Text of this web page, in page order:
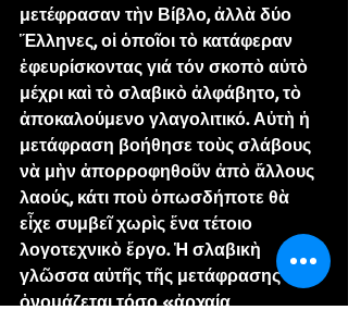
μετέφρασαν τὴν Βίβλο, ἀλλὰ δύο
Ἕλληνες, οἱ ὁποῖοι τὸ κατάφεραν
ἐφευρίσκοντας γιά τόν σκοπὸ αὐτὸ
μέχρι καὶ τὸ σλαβικὸ ἀλφάβητο, τὸ
ἀποκαλούμενο γλαγολιτικό. Αὐτὴ ἡ
μετάφραση βοήθησε τοὺς σλάβους
νὰ μὴν ἀπορροφηθοῦν ἀπὸ ἄλλους
λαούς, κάτι ποὺ ὁπωσδήποτε θὰ
εἶχε συμβεῖ χωρὶς ἕνα τέτοιο
λογοτεχνικὸ ἔργο. Ἡ σλαβικὴ
γλῶσσα αὐτῆς τῆς μετάφρασης
ὀνομάζεται τόσο «ἀρχαία